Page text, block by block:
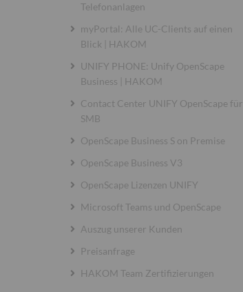
Telefonanlagen
myPortal: Alle UC-Clients auf einen
Blick | HAKOM
UNIFY PHONE: Unify OpenScape
Business | HAKOM
Contact Center UNIFY OpenScape für
SMB
OpenScape Business S on Premise
OpenScape Business V3
OpenScape Lizenzen UNIFY
Microsoft Teams und OpenScape
Auszug unserer Kunden
Preisanfrage
HAKOM Team Zertifizierungen